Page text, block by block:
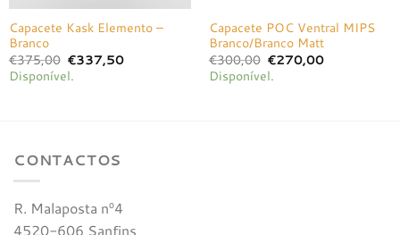
Capacete Kask Elemento –
Branco
€375,00 O
preço
original
€337,50O
Disponível.
Capacete POC Ventral MIPS
Branco/Branco Matt
€300,00 O
preço
original
€270,00O
Disponível.
CONTACTOS
R. Malaposta nº4
4520-606 Sanfins